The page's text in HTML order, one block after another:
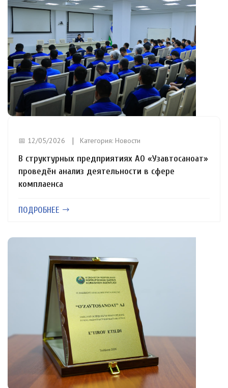
📅 12/05/2026 Категория: Новости
В структурных предприятиях АО «Узавтосаноат»
проведён анализ деятельности в сфере
комплаенса
ПОДРОБНЕЕ